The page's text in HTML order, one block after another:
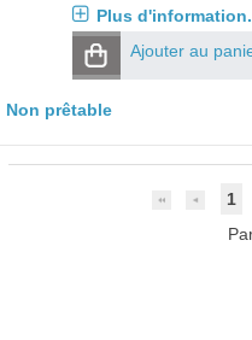
Plus
Ajouter au
Non prêtable
1